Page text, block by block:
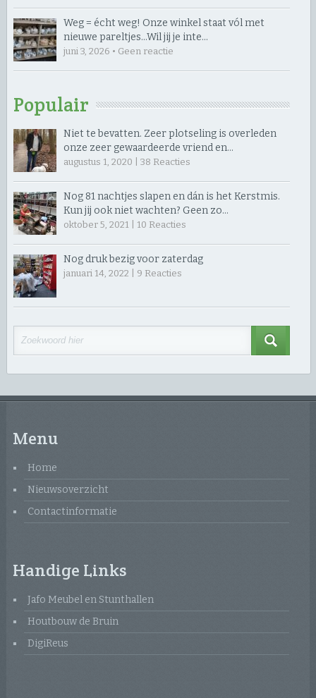
Weg = écht weg! Onze winkel staat vól met
nieuwe pareltjes… ​Wil jij je inte…
juni 3, 2026 • Geen reactie
Populair
Niet te bevatten. Zeer plotseling is overleden
onze zeer gewaardeerde vriend en…
augustus 1, 2020 | 38 Reacties
Nog 81 nachtjes slapen en dán is het Kerstmis.
Kun jij ook niet wachten? Geen zo…
oktober 5, 2021 | 10 Reacties
Nog druk bezig voor zaterdag
januari 14, 2022 | 9 Reacties
Menu
Home
Nieuwsoverzicht
Contactinformatie
Handige Links
Jafo Meubel en Stunthallen
Houtbouw de Bruin
DigiReus